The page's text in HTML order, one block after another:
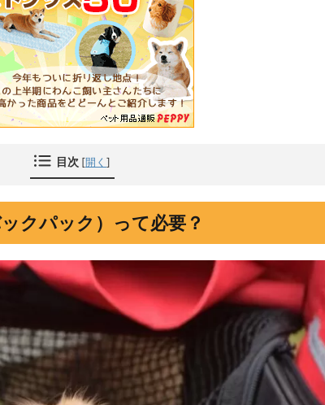
目次 [開く ]
クパック）って必要？